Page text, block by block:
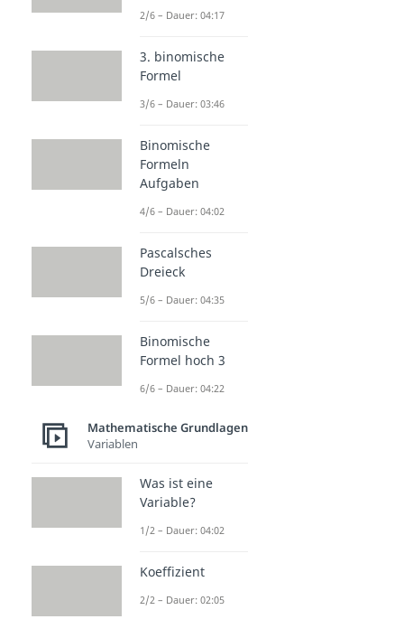
2/6 – Dauer: 04:17
3. binomische
Formel
3/6 – Dauer: 03:46
Binomische
Formeln
Aufgaben
4/6 – Dauer: 04:02
Pascalsches
Dreieck
5/6 – Dauer: 04:35
Binomische
Formel hoch 3
6/6 – Dauer: 04:22
Mathematische Grundlagen
Variablen
Was ist eine
Variable?
1/2 – Dauer: 04:02
Koeffizient
2/2 – Dauer: 02:05